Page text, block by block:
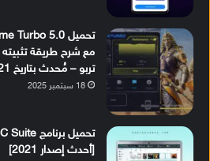
مع شرح طريقة تثبيته
تربو – مُحدث بتاريخ 21 نوفمبر 2023]
18 سبتمبر 2025
[أحدث إصدار 2021]